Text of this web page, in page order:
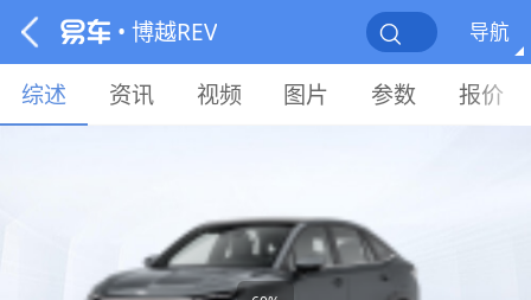
• 博越REV 导航
综述 资讯 视频 图片 参数 报价